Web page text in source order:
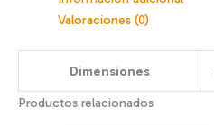
Valoraciones (0)
Dimensiones
Productos relacionados